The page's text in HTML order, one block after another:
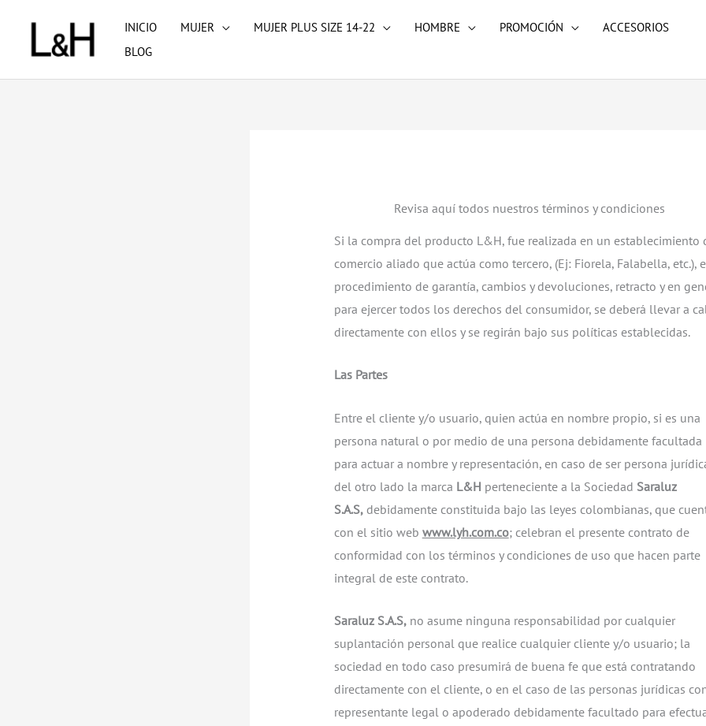
contenido
INICIO MUJER MUJER PLUS SIZE 14-22 HOMBRE PROMOCIÓN
ACCESORIOS
BLOG
Revisa aquí todos nuestros términos y condiciones
Si la compra del producto L&H, fue realizada en un establecimiento
comercio aliado que actúa como tercero, (Ej: Fiorela, Falabella, etc.),
procedimiento de garantía, cambios y devoluciones, retracto y en
para ejercer todos los derechos del consumidor, se deberá llevar a
directamente con ellos y se regirán bajo sus políticas establecidas.
Las Partes
Entre el cliente y/o usuario, quien actúa en nombre propio, si es una
persona natural o por medio de una persona debidamente facultada
para actuar a nombre y representación, en caso de ser persona
del otro lado la marca L&H perteneciente a la Sociedad Saraluz
S.A.S,debidamente constituida bajo las leyes colombianas, que
con el sitio web www.lyh.com.co; celebran el presente contrato de
conformidad con los términos y condiciones de uso que hacen parte
integral de este contrato.
Saraluz S.A.S,no asume ninguna responsabilidad por cualquier
suplantación personal que realice cualquier cliente y/o usuario; la
sociedad en todo caso presumirá de buena fe que está contratando
directamente con el cliente, o en el caso de las personas jurídicas
representante legal o apoderado debidamente facultado para